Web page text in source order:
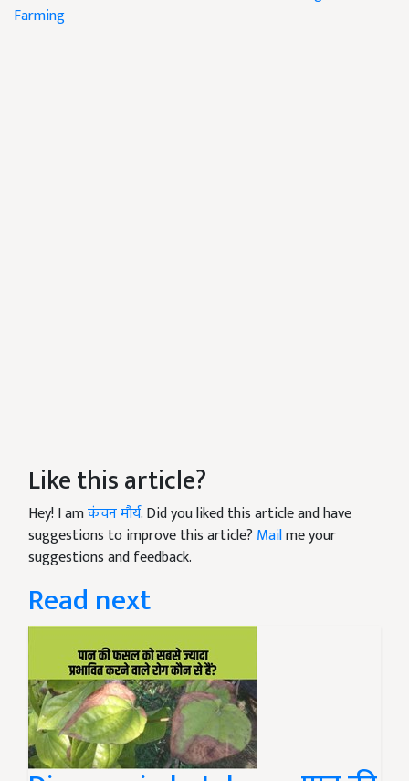
Farming
Like this article?
Hey! I amकंचन मौर्य. Did you liked this article and have
suggestions to improve this article? Mailme your
suggestions and feedback.
Read next